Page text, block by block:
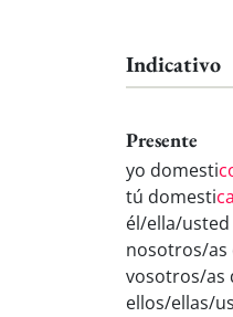
Indicativo
Presente
yo domesti
tú domesti
él/ella/
nosotros/as
vosotros/as
ellos/ellas/